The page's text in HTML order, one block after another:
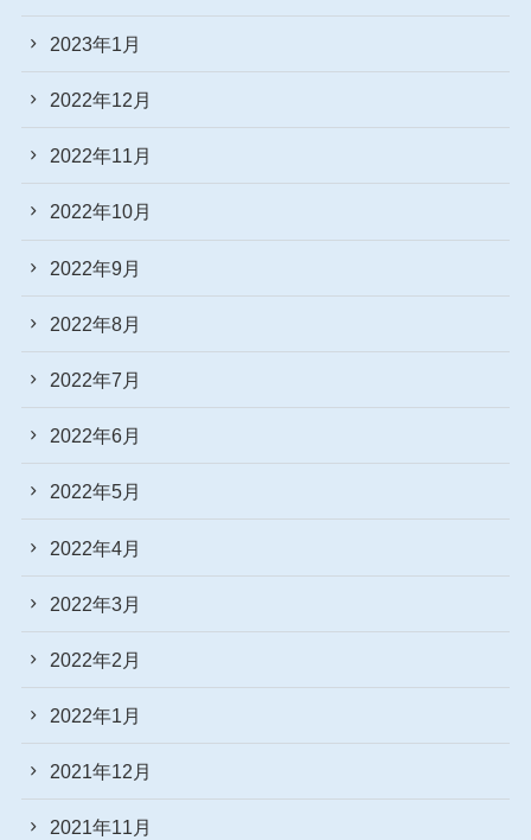
2023年1月
2022年12月
2022年11月
2022年10月
2022年9月
2022年8月
2022年7月
2022年6月
2022年5月
2022年4月
2022年3月
2022年2月
2022年1月
2021年12月
2021年11月